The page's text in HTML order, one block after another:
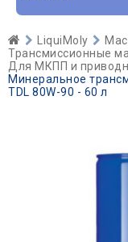
LiquiMoly
Трансмиссионные
Для МКПП и
Минеральное
TDL 80W-90 - 60 л